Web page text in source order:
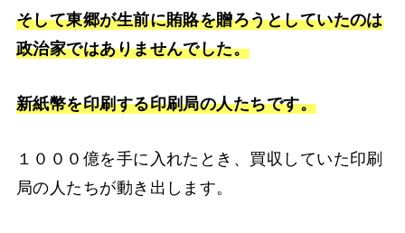
そして東郷が生前に賄賂を贈ろうとしていたのは
政治家ではありませんでした。
新紙幣を印刷する印刷局の人たちです。
１０００億を手に入れたとき、買収していた印刷
局の人たちが動き出します。